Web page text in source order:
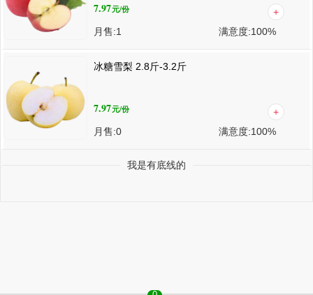
7.97元/份
月售:1 满意度:100%
冰糖雪梨 2.8斤-3.2斤
7.97元/份
月售:0 满意度:100%
我是有底线的